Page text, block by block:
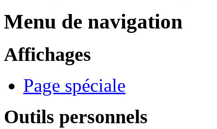
Menu de navigation
Affichages
Page spéciale
Outils personnels